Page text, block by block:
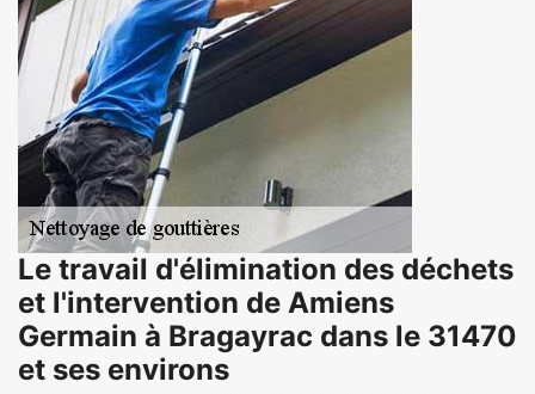
Le travail d'élimination des déchets
et l'intervention de Amiens
Germain à Bragayrac dans le 31470
et ses environs